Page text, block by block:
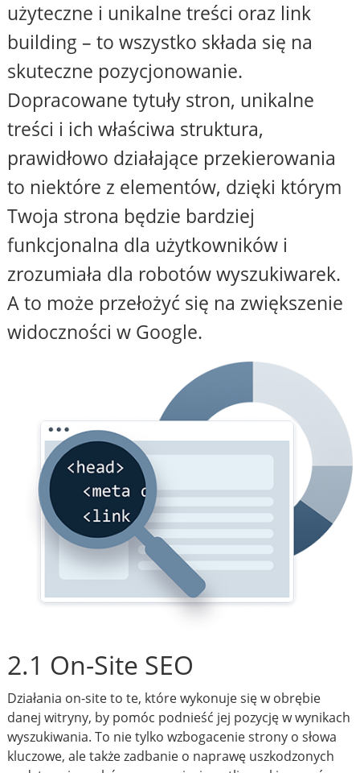
użyteczne i unikalne treści oraz link
building – to wszystko składa się na
skuteczne pozycjonowanie.
Dopracowane tytuły stron, unikalne
treści i ich właściwa struktura,
prawidłowo działające przekierowania
to niektóre z elementów, dzięki którym
Twoja strona będzie bardziej
funkcjonalna dla użytkowników i
zrozumiała dla robotów wyszukiwarek.
A to może przełożyć się na zwiększenie
widoczności w Google.
2.1 On-Site SEO
Działania on-site to te, które wykonuje się w obrębie
danej witryny, by pomóc podnieść jej pozycję w wynikach
wyszukiwania. To nie tylko wzbogacenie strony o słowa
kluczowe, ale także zadbanie o naprawę uszkodzonych